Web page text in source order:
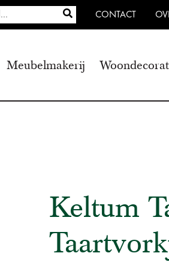
CONTACT
Meubelmakerij
Keltum